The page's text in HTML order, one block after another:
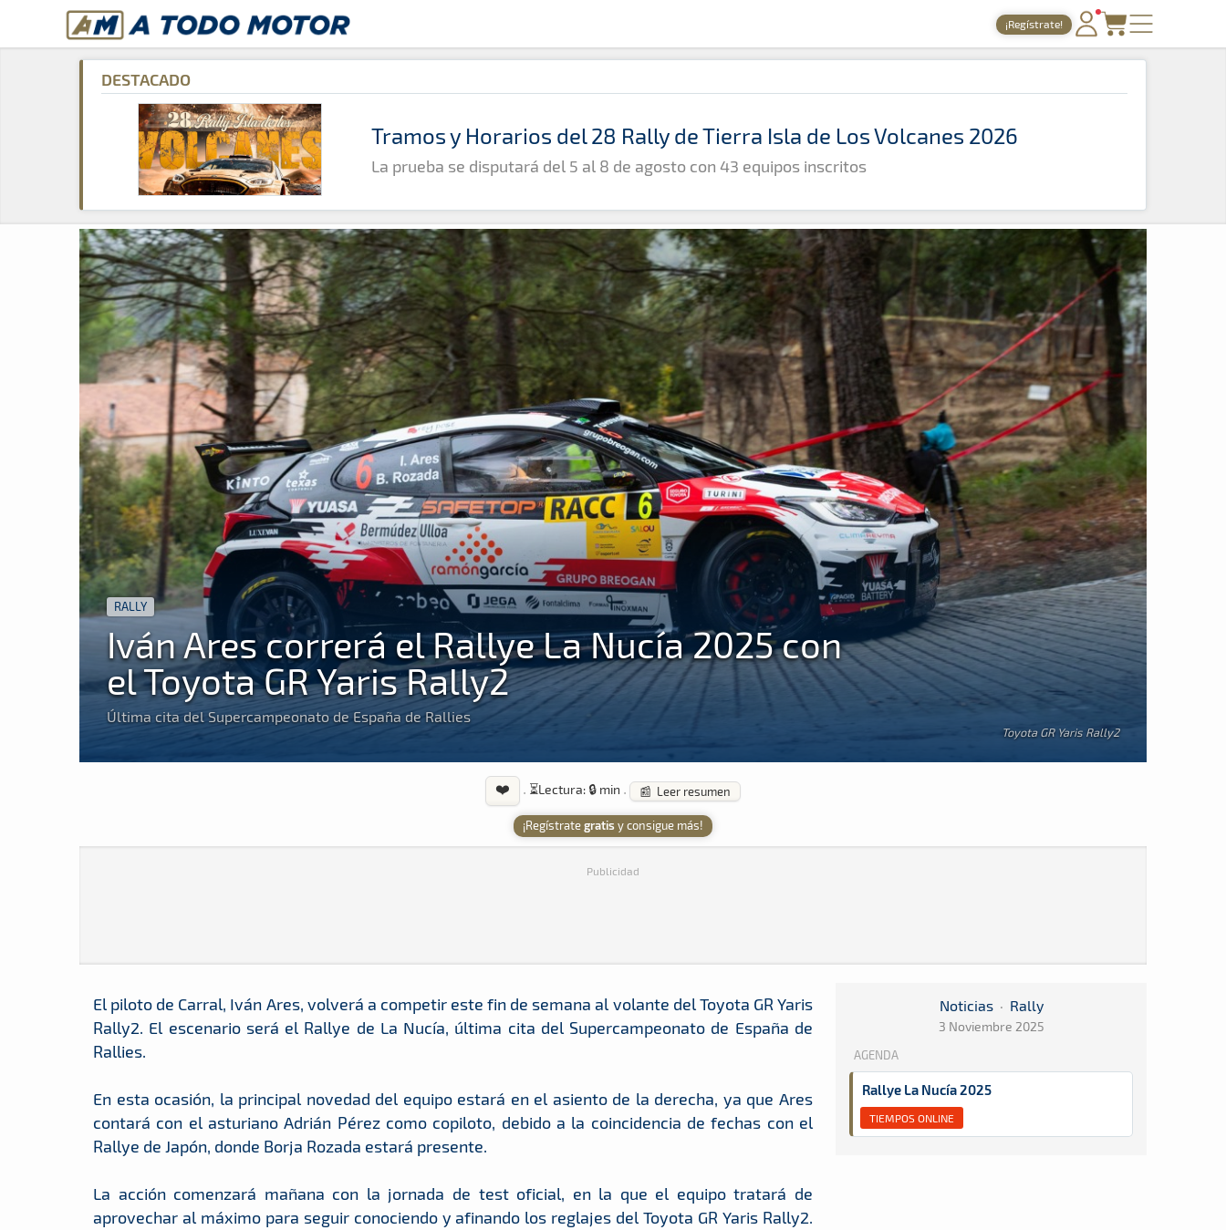
A Todo Motor· Revista del motor desde 1999 ¡Regístrate!
PORTADA
TIEMPOS ONLINE
GALERÍAS
TIENDA
ARCHIVO
Revista del motor desde 1999
A Todo Motor » Noticias » Rally
DESTACADO
Tramos y Horarios del 28 Rally de Tierra Isla de Los Volcanes 2026
La prueba se disputará del 5 al 8 de agosto con 43 equipos inscritos
RALLY
Iván Ares correrá el Rallye La Nucía 2025 con
el Toyota GR Yaris Rally2
Última cita del Supercampeonato de España de Rallies
Toyota GR Yaris Rally2
❤️ · ⏳Lectura: 🔒 min · 📰 Leer resumen
¡Regístrategratis y consigue más!
Publicidad
Noticias · Rally
3 Noviembre 2025
AGENDA
Rallye La Nucía 2025
TIEMPOS ONLINE
El piloto de Carral, Iván Ares, volverá a competir este fin de semana al volante del Toyota GR Yaris
Rally2. El escenario será el Rallye de La Nucía, última cita del Supercampeonato de España de
Rallies.
En esta ocasión, la principal novedad del equipo estará en el asiento de la derecha, ya que Ares
contará con el asturiano Adrián Pérez como copiloto, debido a la coincidencia de fechas con el
Rallye de Japón, donde Borja Rozada estará presente.
La acción comenzará mañana con la jornada de test oficial, en la que el equipo tratará de
aprovechar al máximo para seguir conociendo y afinando los reglajes del Toyota GR Yaris Rally2.